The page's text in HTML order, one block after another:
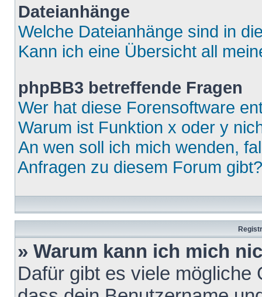
Dateianhänge
Welche Dateianhänge sind in
Kann ich eine Übersicht all
phpBB3 betreffende Fragen
Wer hat diese Forensoftware
Warum ist Funktion x oder y
An wen soll ich mich wenden,
Anfragen zu diesem Forum gibt?
» Warum kann ich mich
Dafür gibt es viele